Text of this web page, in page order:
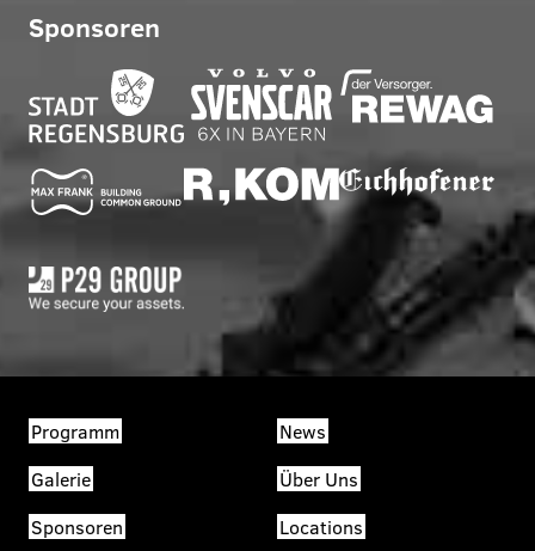
Sponsoren
Programm
News
Galerie
Über Uns
Sponsoren
Locations